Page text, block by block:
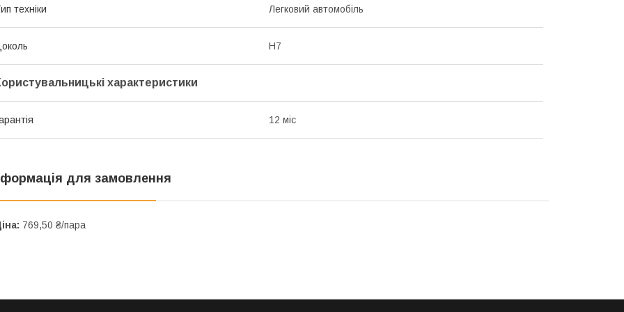
техніки Легковий автомобіль
H7
характеристики
12 міс
для замовлення
769,50 ₴/пара